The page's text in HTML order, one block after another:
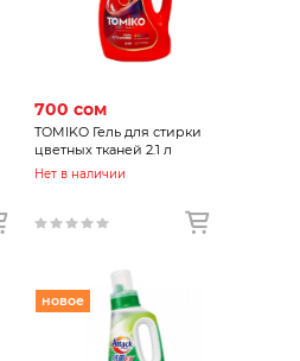
700 сом
TOMIKO Гель для стирки
цветных тканей 2.1 л
Нет в наличии
новое